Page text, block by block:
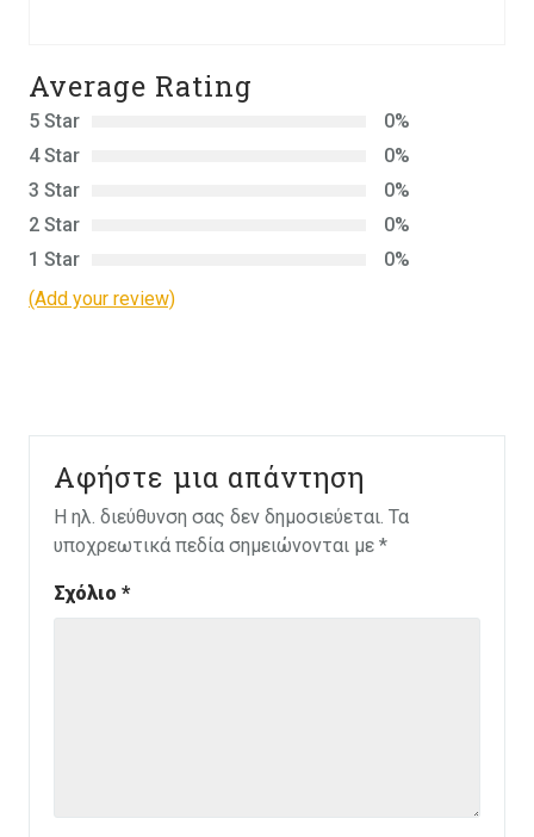
Average Rating
5 Star
0%
4 Star
0%
3 Star
0%
2 Star
0%
1 Star
0%
(Add your review)
Αφήστε μια απάντηση
Η ηλ. διεύθυνση σας δεν δημοσιεύεται. Τα
υποχρεωτικά πεδία σημειώνονται με *
Σχόλιο *